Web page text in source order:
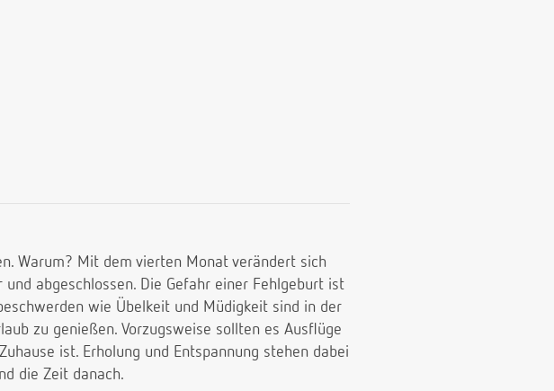
Warum? Mit dem vierten Monat verändert sich
abgeschlossen. Die Gefahr einer Fehlgeburt ist
wie Übelkeit und Müdigkeit sind in der
zu genießen. Vorzugsweise sollten es Ausflüge
ist. Erholung und Entspannung stehen dabei
die Zeit danach.